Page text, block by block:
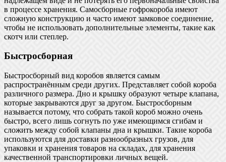
в процессе хранения. Самосборные гофрокороба имеют
сложную конструкцию и часто имеют замковое соединение,
чтобы не использовать дополнительные элементы, такие как
скотч или степлер.
Быстросборная
Быстросборный вид коробов является самым
распространённым среди других. Представляет собой короба
различного размера. Дно и крышку образуют четыре клапана,
которые закрываются друг за другом. Быстросборным
называется потому, что собрать такой короб можно очень
быстро, всего лишь согнуть по уже имеющимся сгибам и
сложить между собой клапаны дна и крышки. Такие короба
используются для доставки разнообразных грузов, для
упаковки и хранения товаров на складах, для хранения
качественной транспортировки личных вещей.